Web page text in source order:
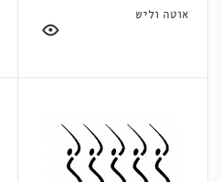
אוטה וליש